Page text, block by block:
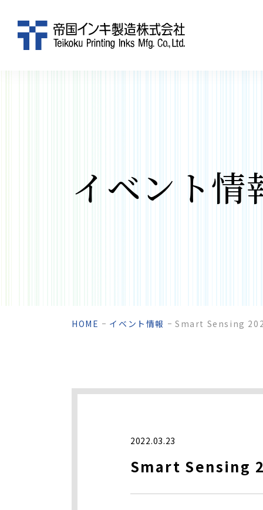
イベント情
HOME イベント情報 Smart Sensing
2022.03.23
Smart Sensing